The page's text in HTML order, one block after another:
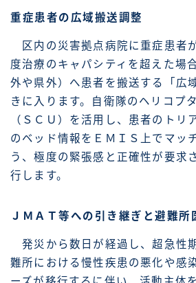
重症患者の広域搬送調整
区内の災害拠点病院に重症患者
度治療のキャパシティを超えた場
外や県外）へ患者を搬送する「広
きに入ります。自衛隊のヘリコプ
（ＳＣＵ）を活用し、患者のトリ
のベッド情報をＥＭＩＳ上でマッ
う、極度の緊張感と正確性が要求
行します。
ＪＭＡＴ等への引き継ぎと避難所
発災から数日が経過し、超急性
難所における慢性疾患の悪化や感